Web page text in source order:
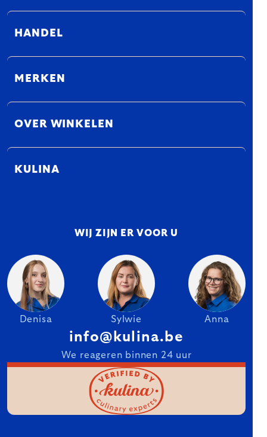
HANDEL
MERKEN
OVER WINKELEN
KULINA
WIJ ZIJN ER VOOR U
Denisa Sylwie Anna
info@kulina.be
We reageren binnen 24 uur